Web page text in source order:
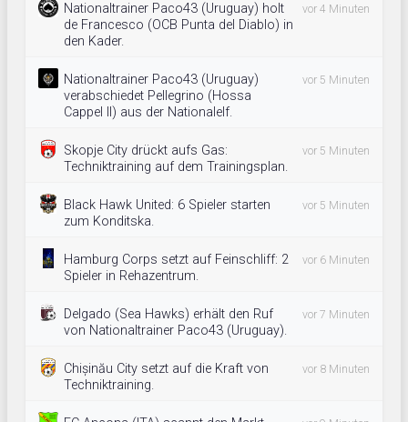
Nationaltrainer Paco43 (Uruguay) holt
de Francesco (OCB Punta del Diablo) in
den Kader.
vor 4 Minuten
Nationaltrainer Paco43 (Uruguay)
verabschiedet Pellegrino (Hossa
Cappel II) aus der Nationalelf.
vor 5 Minuten
Skopje City drückt aufs Gas:
Techniktraining auf dem Trainingsplan.
vor 5 Minuten
Black Hawk United: 6 Spieler starten
zum Konditska.
vor 5 Minuten
Hamburg Corps setzt auf Feinschliff: 2
Spieler in Rehazentrum.
vor 6 Minuten
Delgado (Sea Hawks) erhält den Ruf
von Nationaltrainer Paco43 (Uruguay).
vor 7 Minuten
Chișinău City setzt auf die Kraft von
Techniktraining.
vor 8 Minuten